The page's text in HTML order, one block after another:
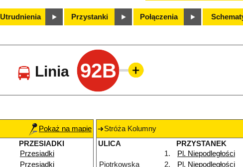
Utrudnienia Przystanki Połączenia
Linia 92B
Pokaż na mapie
PRZESIADKI
Przesiadki
Przesiadki
Stróża Kolumny
ULICA
PRZYSTANEK
1.
Pl. Niepodległości
Piotrkowska
2. Pl. Niepodległości